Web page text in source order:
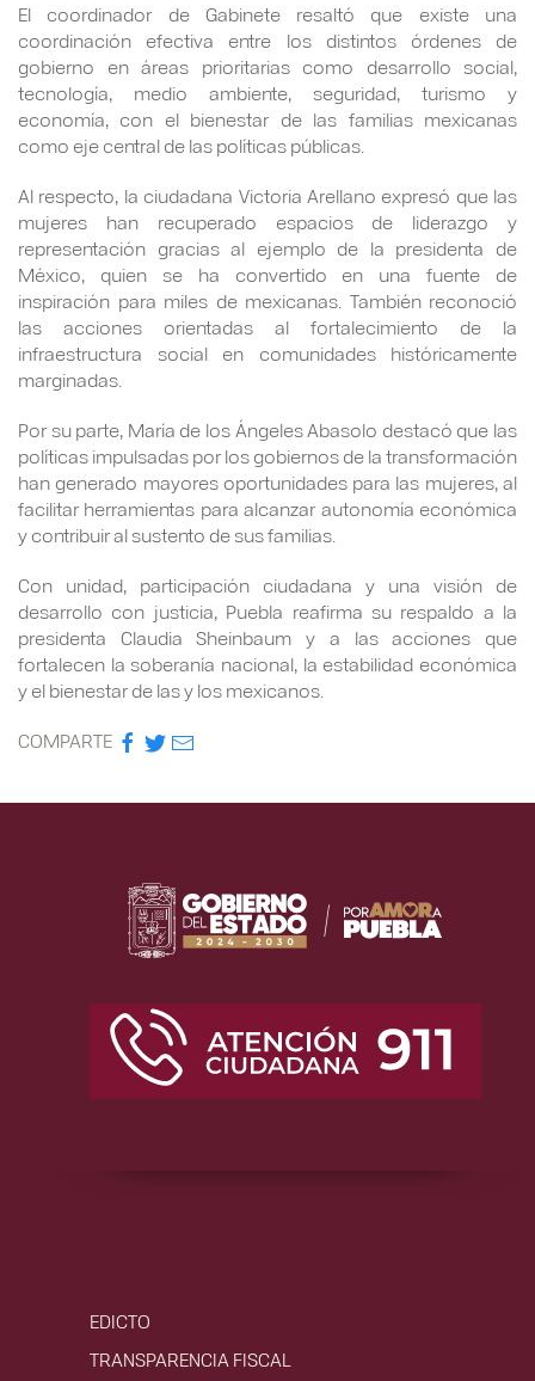
El coordinador de Gabinete resaltó que existe una
coordinación efectiva entre los distintos órdenes de
gobierno en áreas prioritarias como desarrollo social,
tecnología, medio ambiente, seguridad, turismo y
economía, con el bienestar de las familias mexicanas
como eje central de las políticas públicas.
Al respecto, la ciudadana Victoria Arellano expresó que las
mujeres han recuperado espacios de liderazgo y
representación gracias al ejemplo de la presidenta de
México, quien se ha convertido en una fuente de
inspiración para miles de mexicanas. También reconoció
las acciones orientadas al fortalecimiento de la
infraestructura social en comunidades históricamente
marginadas.
Por su parte, María de los Ángeles Abasolo destacó que las
políticas impulsadas por los gobiernos de la transformación
han generado mayores oportunidades para las mujeres, al
facilitar herramientas para alcanzar autonomía económica
y contribuir al sustento de sus familias.
Con unidad, participación ciudadana y una visión de
desarrollo con justicia, Puebla reafirma su respaldo a la
presidenta Claudia Sheinbaum y a las acciones que
fortalecen la soberanía nacional, la estabilidad económica
y el bienestar de las y los mexicanos.
COMPARTE
EDICTO
TRANSPARENCIA FISCAL